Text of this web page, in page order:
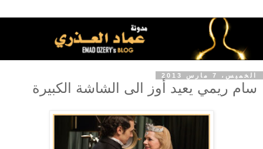
الخميس، 7 مارس 2013
سام ريمي يعيد أوز الى الشاشة الكبيرة